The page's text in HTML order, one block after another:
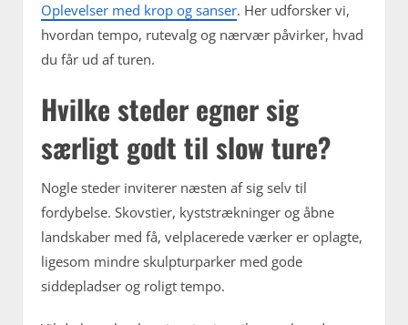
Oplevelser med krop og sanser. Her udforsker vi,
hvordan tempo, rutevalg og nærvær påvirker, hvad
du får ud af turen.
Hvilke steder egner sig
særligt godt til slow ture?
Nogle steder inviterer næsten af sig selv til
fordybelse. Skovstier, kyststrækninger og åbne
landskaber med få, velplacerede værker er oplagte,
ligesom mindre skulpturparker med gode
siddepladser og roligt tempo.